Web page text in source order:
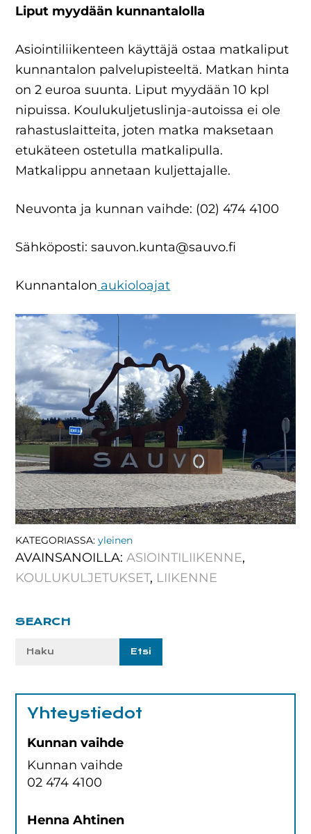
Liput myydään kunnantalolla
Asiointiliikenteen käyttäjä ostaa matkaliput
kunnantalon palvelupisteeltä. Matkan hinta
on 2 euroa suunta. Liput myydään 10 kpl
nipuissa. Koulukuljetuslinja-autoissa ei ole
rahastuslaitteita, joten matka maksetaan
etukäteen ostetulla matkalipulla.
Matkalippu annetaan kuljettajalle.
Neuvonta ja kunnan vaihde: (02) 474 4100
Sähköposti: sauvon.kunta@sauvo.fi
Kunnantalon aukioloajat
KATEGORIASSA:yleinen
AVAINSANOILLA:ASIOINTILIIKENNE,
KOULUKULJETUKSET, LIIKENNE
Ensisijainen
SEARCH
Etsi
Yhteystiedot
Kunnan vaihde
Kunnan vaihde
02 474 4100
Henna Ahtinen